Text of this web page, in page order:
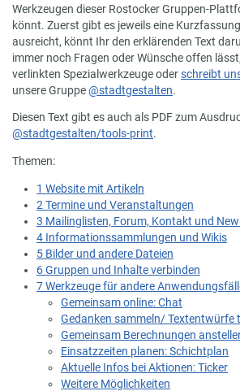
Werkzeugen dieser Rostocker Gruppen-
könnt. Zuerst gibt es jeweils eine
ausreicht, könnt Ihr den erklärenden Text
immer noch Fragen oder Wünsche offen
verlinkten Spezialwerkzeuge oderschreibt
unsere Gruppe@stadtgestalten.
Diesen Text gibt es auch als PDF zum
@stadtgestalten/tools-print.
Themen:
1 Website mit Artikeln
2 Termine und Veranstaltungen
3 Mailinglisten, Forum, Kontakt und
4 Informationssammlungen und Wikis
5 Bilder und andere Dateien
6 Gruppen und Inhalte verbinden
7 Werkzeuge für andere
Gemeinsam online: Chat
Gedanken sammeln/ Textentwürfe
Gemeinsam Berechnungen
Einsatzzeiten planen: Schichtplan
Aktuelle Infos bei Aktionen: Ticker
Weitere Möglichkeiten